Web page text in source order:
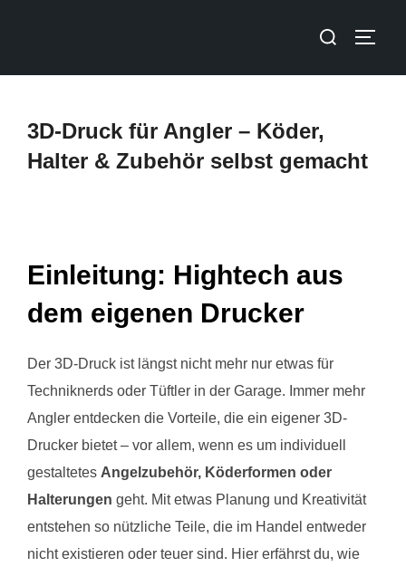
3D-Druck für Angler – Köder,
Halter & Zubehör selbst gemacht
Einleitung: Hightech aus
dem eigenen Drucker
Der 3D-Druck ist längst nicht mehr nur etwas für
Techniknerds oder Tüftler in der Garage. Immer mehr
Angler entdecken die Vorteile, die ein eigener 3D-
Drucker bietet – vor allem, wenn es um individuell
gestaltetes Angelzubehör, Köderformen oder
Halterungen geht. Mit etwas Planung und Kreativität
entstehen so nützliche Teile, die im Handel entweder
nicht existieren oder teuer sind. Hier erfährst du, wie